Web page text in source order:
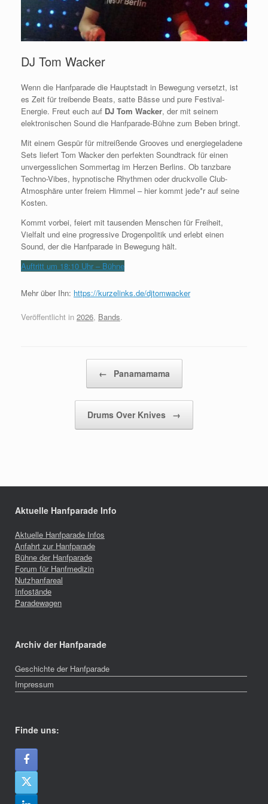
DJ Tom Wacker
Wenn die Hanfparade die Hauptstadt in Bewegung versetzt, ist
es Zeit für treibende Beats, satte Bässe und pure Festival-
Energie. Freut euch auf DJ Tom Wacker, der mit seinem
elektronischen Sound die Hanfparade-Bühne zum Beben bringt.
Mit einem Gespür für mitreißende Grooves und energiegeladene
Sets liefert Tom Wacker den perfekten Soundtrack für einen
unvergesslichen Sommertag im Herzen Berlins. Ob tanzbare
Techno-Vibes, hypnotische Rhythmen oder druckvolle Club-
Atmosphäre unter freiem Himmel – hier kommt jede*r auf seine
Kosten.
Kommt vorbei, feiert mit tausenden Menschen für Freiheit,
Vielfalt und eine progressive Drogenpolitik und erlebt einen
Sound, der die Hanfparade in Bewegung hält.
Auftritt um 18:10 Uhr – Bühne
Mehr über Ihn: https://kurzelinks.de/djtomwacker
Veröffentlicht in 2026, Bands.
← Panamamama
Drums Over Knives →
Aktuelle Hanfparade Info
Aktuelle Hanfparade Infos
Anfahrt zur Hanfparade
Bühne der Hanfparade
Forum für Hanfmedizin
Nutzhanfareal
Infostände
Paradewagen
Archiv der Hanfparade
Geschichte der Hanfparade
Impressum
Finde uns: